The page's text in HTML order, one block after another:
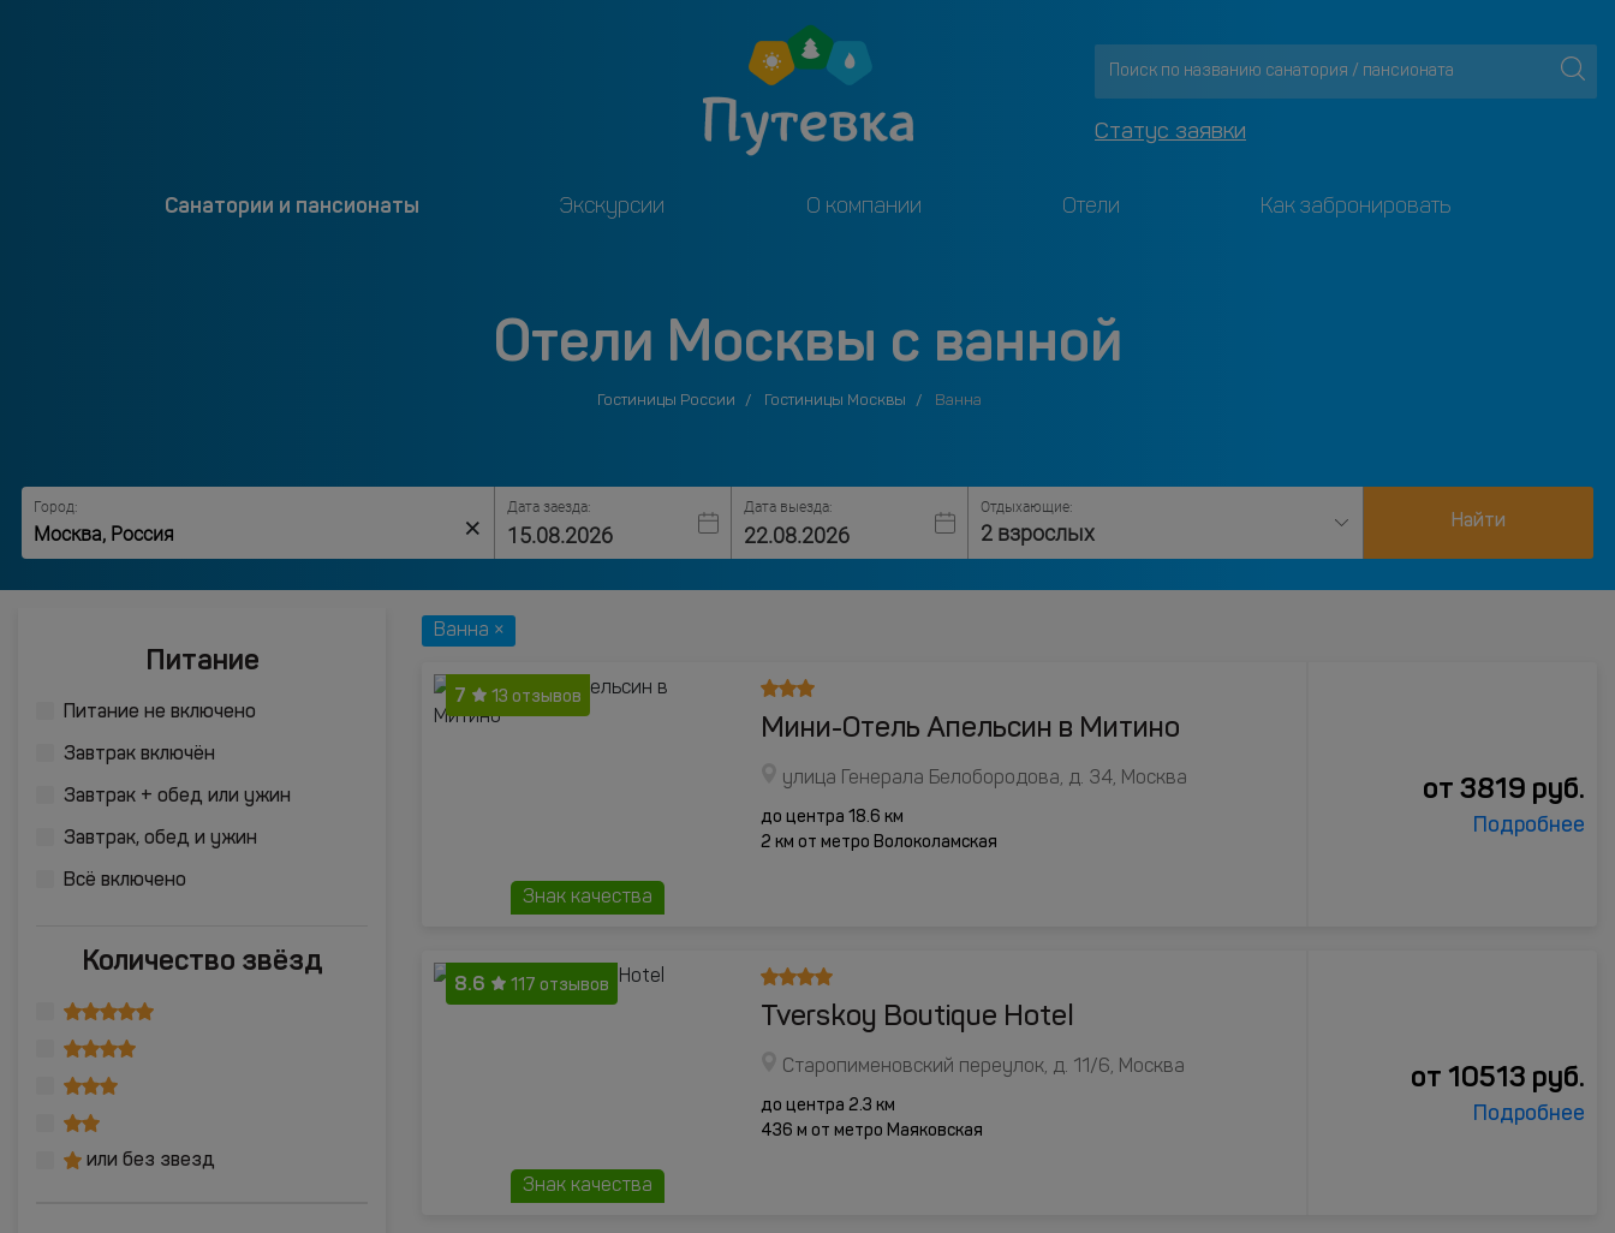
Статус заявки
Санатории и пансионаты Экскурсии О компании Отели Как забронировать
Отели Москвы с ванной
Гостиницы России Гостиницы Москвы Ванна
Город:
×
Дата заезда: Дата выезда: Отдыхающие:
2 взрослых Найти
Питание
Питание не включено
Завтрак включён
Завтрак + обед или ужин
Завтрак, обед и ужин
Всё включено
Количество звёзд
или без звезд
Ванна ×
7 13 отзывов
Знак качества
Мини-Отель Апельсин в Митино
улица Генерала Белобородова, д. 34, Москва
до центра 18.6 км
2 км от метро Волоколамская
от 3819 руб.
Подробнее
8.6 117 отзывов
Знак качества
Tverskoy Boutique Hotel
Старопименовский переулок, д. 11/6, Москва
до центра 2.3 км
436 м от метро Маяковская
от 10513 руб.
Подробнее